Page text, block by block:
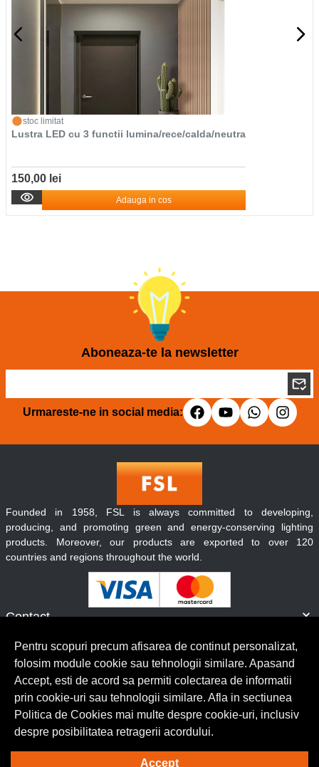
stoc limitat
Lustra LED cu 3 functii lumina/rece/calda/neutra
150,00 lei
Adauga in cos
Aboneaza-te la newsletter
Urmareste-ne in social media:
Contact
Servicii clienti
Founded in 1958, FSL is always committed to developing,
producing, and promoting green and energy-conserving lighting
products. Moreover, our products are exported to over 120
countries and regions throughout the world.
© Copyright 2026 Lumilux. Toate drepturile rezervate.
Solutie eCommercepowered by
Pentru scopuri precum afisarea de continut personalizat,
folosim module cookie sau tehnologii similare. Apasand
Accept, esti de acord sa permiti colectarea de informatii
prin cookie-uri sau tehnologii similare. Afla in sectiunea
Politica de Cookies mai multe despre cookie-uri, inclusiv
despre posibilitatea retragerii acordului.
Accept